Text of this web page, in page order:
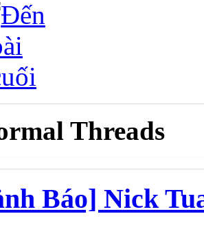
Threads
Báo] Nick